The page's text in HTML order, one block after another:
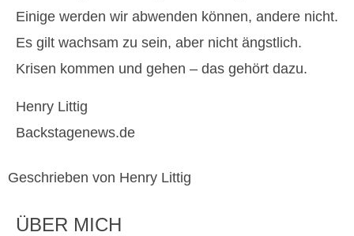
Einige werden wir abwenden können, andere nicht.
Es gilt wachsam zu sein, aber nicht ängstlich.
Krisen kommen und gehen – das gehört dazu.
Henry Littig
Backstagenews.de
Geschrieben von Henry Littig
ÜBER MICH